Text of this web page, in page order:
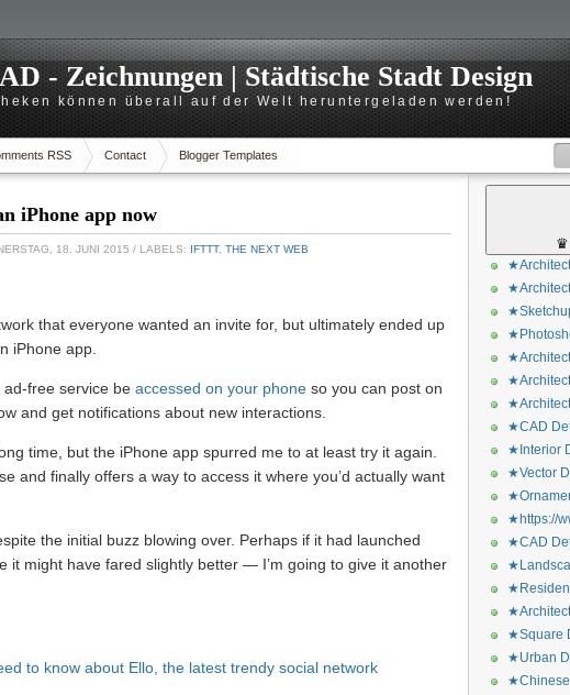
- Zeichnungen | Städtische Stadt Design
können überall auf der Welt heruntergeladen werden!
RSS Contact Blogger Templates
iPhone app now
18. JUNI 2015 / LABELS: IFTTT, THE NEXT WEB
that everyone wanted an invite for, but ultimately ended up
iPhone app.
free service be accessed on your phone so you can post on
and get notifications about new interactions.
time, but the iPhone app spurred me to at least try it again.
and finally offers a way to access it where you’d actually want
the initial buzz blowing over. Perhaps if it had launched
it might have fared slightly better — I’m going to give it another
to know about Ello, the latest trendy social network
★CAD
★Interior
★Vector
★https://
★CAD
★Square
★Urban